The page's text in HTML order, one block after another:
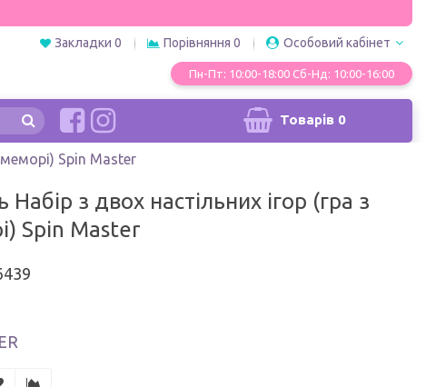
Закладки 0 Порівняння 0 Особовий кабінет
Пн-Пт: 10:00-18:00 Сб-Нд: 10:00-16:00
Товарів0
Spin Master
з двох настільних ігор (гра з
Spin Master